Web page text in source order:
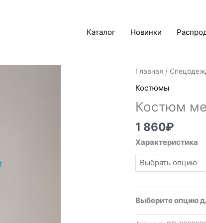
Каталог Новинки
Главная /
Костюмы
Костюм
1 860₽
Характеристика
Выберите опцию